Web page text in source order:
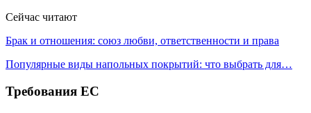
Сейчас читают
Брак и отношения: союз любви, ответственности и права
Популярные виды напольных покрытий: что выбрать для…
Требования ЕС